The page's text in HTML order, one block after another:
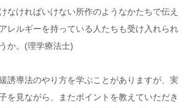
なければいけない所作のようなかたちで伝え
レルギーを持っている人たちも受け入れられ
か。(理学療法士)
誘導法のやり方を学ぶことがありますが、実
を見ながら、またポイントを教えていただき